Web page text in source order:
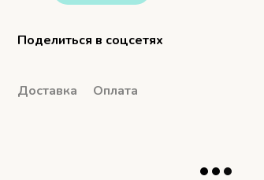
Поделиться в соцсетях
Доставка Оплата